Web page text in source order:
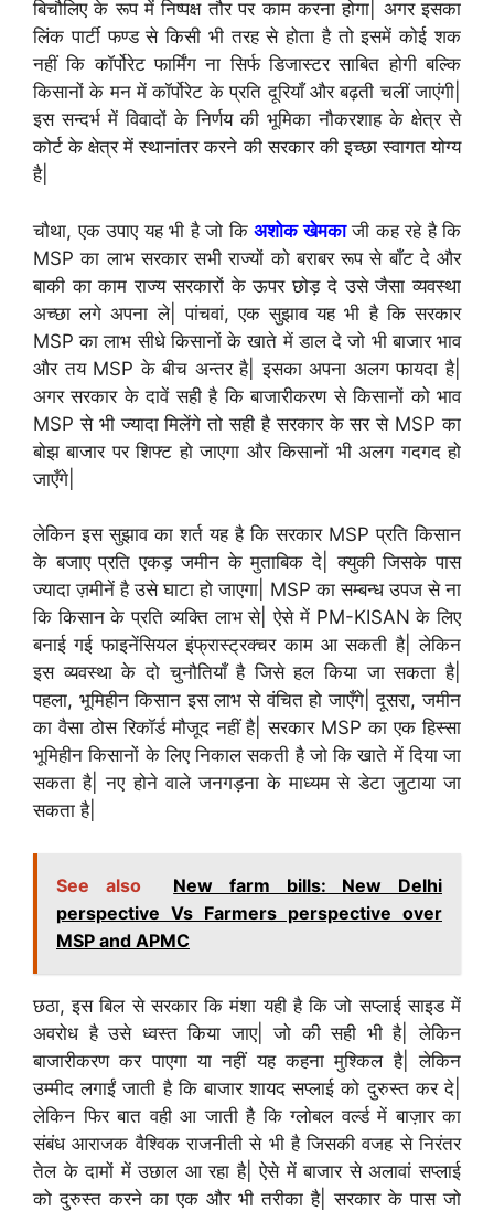
बिचौलिए के रूप में निष्पक्ष तौर पर काम करना होगा| अगर इसका
लिंक पार्टी फण्ड से किसी भी तरह से होता है तो इसमें कोई शक
नहीं कि कॉर्पोरेट फार्मिंग ना सिर्फ डिजास्टर साबित होगी बल्कि
किसानों के मन में कॉर्पोरेट के प्रति दूरियाँ और बढ़ती चलीं जाएंगी|
इस सन्दर्भ में विवादों के निर्णय की भूमिका नौकरशाह के क्षेत्र से
कोर्ट के क्षेत्र में स्थानांतर करने की सरकार की इच्छा स्वागत योग्य
है|
चौथा, एक उपाए यह भी है जो कि अशोक खेमकाजी कह रहे है कि
MSP का लाभ सरकार सभी राज्यों को बराबर रूप से बाँट दे और
बाकी का काम राज्य सरकारों के ऊपर छोड़ दे उसे जैसा व्यवस्था
अच्छा लगे अपना ले| पांचवां, एक सुझाव यह भी है कि सरकार
MSP का लाभ सीधे किसानों के खाते में डाल दे जो भी बाजार भाव
और तय MSP के बीच अन्तर है| इसका अपना अलग फायदा है|
अगर सरकार के दावें सही है कि बाजारीकरण से किसानों को भाव
MSP से भी ज्यादा मिलेंगे तो सही है सरकार के सर से MSP का
बोझ बाजार पर शिफ्ट हो जाएगा और किसानों भी अलग गदगद हो
जाएँगे|
लेकिन इस सुझाव का शर्त यह है कि सरकार MSP प्रति किसान
के बजाए प्रति एकड़ जमीन के मुताबिक दे| क्युकी जिसके पास
ज्यादा ज़मीनें है उसे घाटा हो जाएगा| MSP का सम्बन्ध उपज से ना
कि किसान के प्रति व्यक्ति लाभ से| ऐसे में PM-KISAN के लिए
बनाई गई फाइनेंसियल इंफ्रास्ट्रक्चर काम आ सकती है| लेकिन
इस व्यवस्था के दो चुनौतियाँ है जिसे हल किया जा सकता है|
पहला, भूमिहीन किसान इस लाभ से वंचित हो जाएँगे| दूसरा, जमीन
का वैसा ठोस रिकॉर्ड मौजूद नहीं है| सरकार MSP का एक हिस्सा
भूमिहीन किसानों के लिए निकाल सकती है जो कि खाते में दिया जा
सकता है| नए होने वाले जनगड़ना के माध्यम से डेटा जुटाया जा
सकता है|
See also
New farm bills: New Delhi
perspective Vs Farmers perspective over
MSP and APMC
छठा, इस बिल से सरकार कि मंशा यही है कि जो सप्लाई साइड में
अवरोध है उसे ध्वस्त किया जाए| जो की सही भी है| लेकिन
बाजारीकरण कर पाएगा या नहीं यह कहना मुश्किल है| लेकिन
उम्मीद लगाईं जाती है कि बाजार शायद सप्लाई को दुरुस्त कर दे|
लेकिन फिर बात वही आ जाती है कि ग्लोबल वर्ल्ड में बाज़ार का
संबंध आराजक वैश्विक राजनीती से भी है जिसकी वजह से निरंतर
तेल के दामों में उछाल आ रहा है| ऐसे में बाजार से अलावां सप्लाई
को दुरुस्त करने का एक और भी तरीका है| सरकार के पास जो